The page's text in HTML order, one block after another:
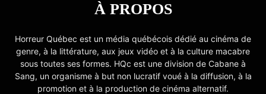
À PROPOS
Horreur Québec est un média québécois dédié au cinéma de
genre, à la littérature, aux jeux vidéo et à la culture macabre
sous toutes ses formes. HQc est une division de Cabane à
Sang, un organisme à but non lucratif voué à la diffusion, à la
promotion et à la production de cinéma alternatif.